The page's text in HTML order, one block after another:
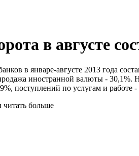
в августе
в январе-августе 2013 года
иностранной валюты -
поступлений по услугам и работе
больше